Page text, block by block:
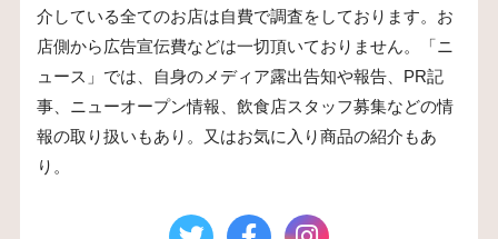
介している全てのお店は自費で調査をしております。お
店側から広告宣伝費などは一切頂いておりません。「ニ
ュース」では、自身のメディア露出告知や報告、PR記
事、ニューオープン情報、飲食店スタッフ募集などの情
報の取り扱いもあり。又はお気に入り商品の紹介もあ
り。